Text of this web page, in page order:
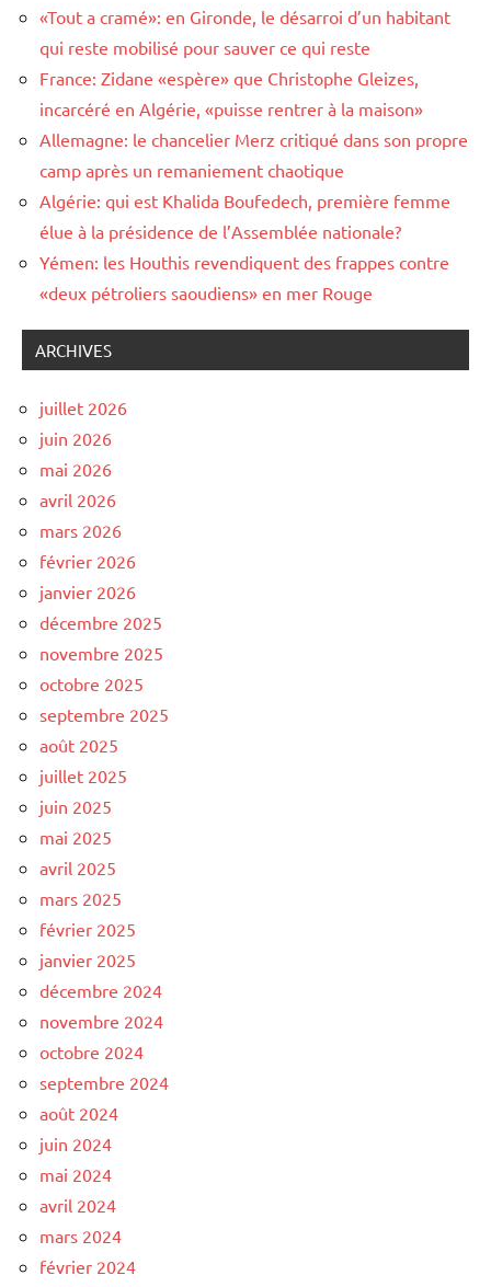
«Tout a cramé»: en Gironde, le désarroi d’un habitant
qui reste mobilisé pour sauver ce qui reste
France: Zidane «espère» que Christophe Gleizes,
incarcéré en Algérie, «puisse rentrer à la maison»
Allemagne: le chancelier Merz critiqué dans son propre
camp après un remaniement chaotique
Algérie: qui est Khalida Boufedech, première femme
élue à la présidence de l’Assemblée nationale?
Yémen: les Houthis revendiquent des frappes contre
«deux pétroliers saoudiens» en mer Rouge
ARCHIVES
juillet 2026
juin 2026
mai 2026
avril 2026
mars 2026
février 2026
janvier 2026
décembre 2025
novembre 2025
octobre 2025
septembre 2025
août 2025
juillet 2025
juin 2025
mai 2025
avril 2025
mars 2025
février 2025
janvier 2025
décembre 2024
novembre 2024
octobre 2024
septembre 2024
août 2024
juin 2024
mai 2024
avril 2024
mars 2024
février 2024